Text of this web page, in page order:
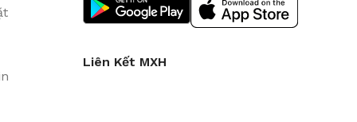
Liên Kết MXH